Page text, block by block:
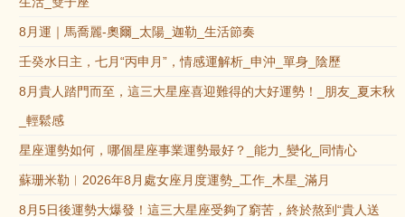
8月運｜馬喬麗-奧爾_太陽_迦勒_生活節奏
壬癸水日主，七月“丙申月”，情感運解析_申沖_單身_陰歷
8月貴人踏門而至，這三大星座喜迎難得的大好運勢！_朋友_夏末秋
_輕鬆感
星座運勢如何，哪個星座事業運勢最好？_能力_變化_同情心
蘇珊米勒︱2026年8月處女座月度運勢_工作_木星_滿月
8月5日後運勢大爆發！這三大星座受夠了窮苦，終於熬到“貴人送